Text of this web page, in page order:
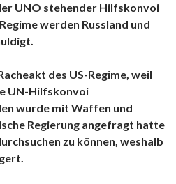
UNO stehender Hilfskonvoi
werden Russland und
des US-Regime, weil
UN-Hilfskonvoi
wurde mit Waffen und
Regierung angefragt hatte
zu können, weshalb